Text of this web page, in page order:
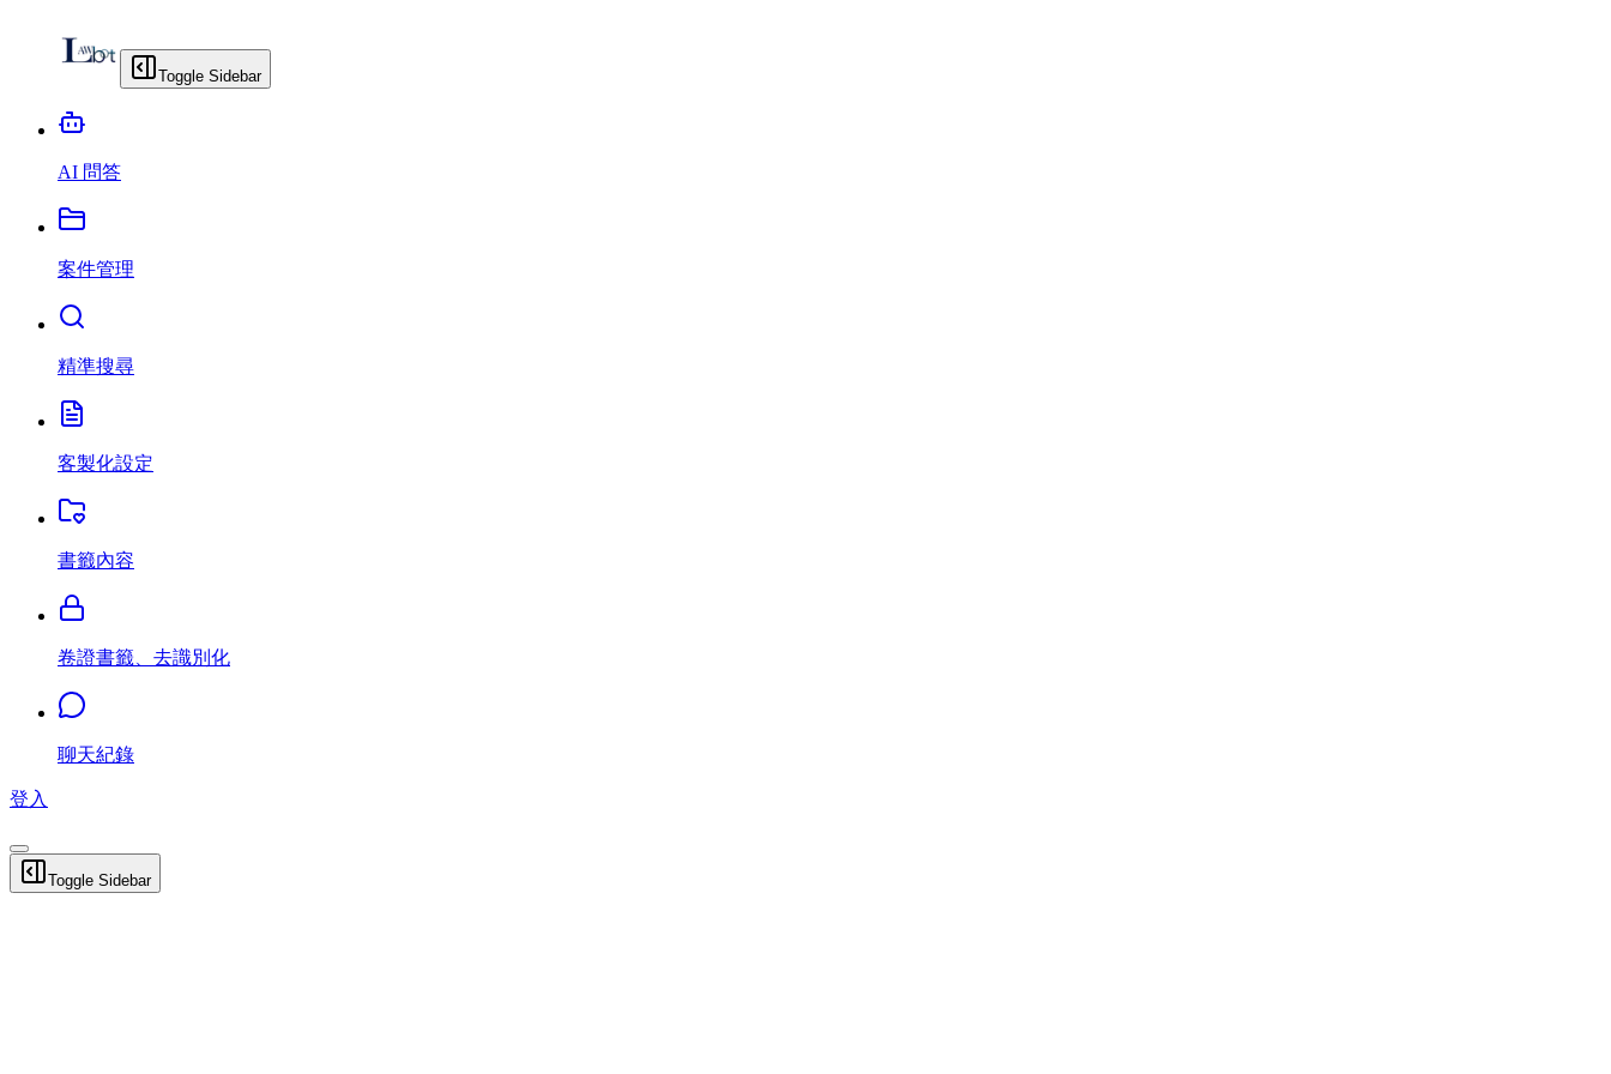
Toggle Sidebar
AI 問答
案件管理
精準搜尋
客製化設定
書籤內容
卷證書籤、去識別化
聊天紀錄
登入
Toggle Sidebar